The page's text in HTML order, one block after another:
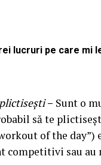
lucruri pe care mi
– Sunt o
să te
of the day”)
competitivi sau